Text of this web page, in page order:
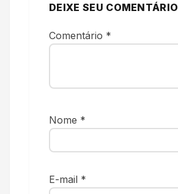
DEIXE SEU COMENTÁRIO
Comentário *
Nome *
E-mail *